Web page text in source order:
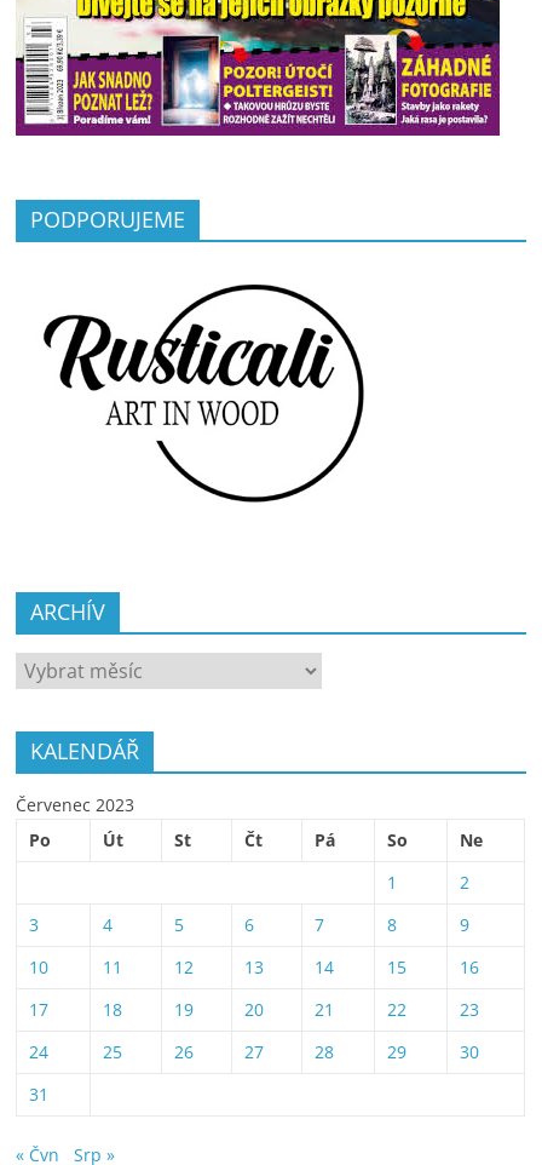
PODPORUJEME
ARCHÍV
ARCHÍV
KALENDÁŘ
Červenec 2023
Po
Út St Čt Pá So
Ne
1
2
3
4 5 6 7 8
9
10
11 12 13 14 15
16
17
18 19 20 21 22
23
24
25 26 27 28 29
30
31
« Čvn Srp »